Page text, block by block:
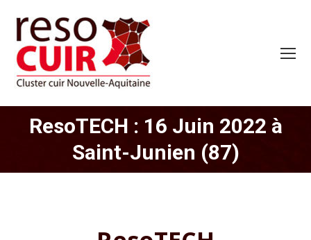
ResoTECH : 16 Juin 2022 à
Saint-Junien (87)